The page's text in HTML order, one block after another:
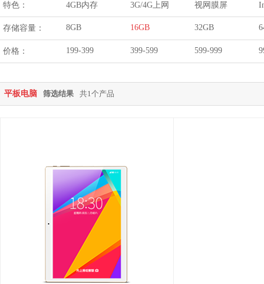
特色： 4GB内存 3G/4G上网 视网膜屏
存储容量： 8GB 16GB 32GB
价格： 199-399 399-599 599-999
平板电脑 筛选结果 共1个产品